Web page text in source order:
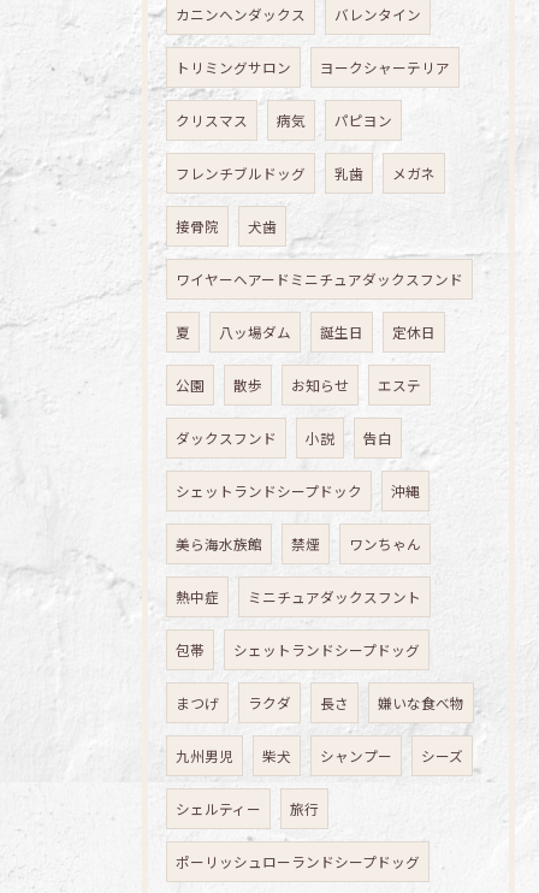
カニンヘンダックス バレンタイン
トリミングサロン ヨークシャーテリア
クリスマス 病気 パピヨン
フレンチブルドッグ 乳歯 メガネ
接骨院 犬歯
ワイヤーヘアードミニチュアダックスフンド
夏 八ッ場ダム 誕生日 定休日
公園 散歩 お知らせ エステ
ダックスフンド 小説 告白
シェットランドシープドック 沖縄
美ら海水族館 禁煙 ワンちゃん
熱中症 ミニチュアダックスフント
包帯 シェットランドシープドッグ
まつげ ラクダ 長さ 嫌いな食べ物
九州男児 柴犬 シャンプー シーズ
シェルティー 旅行
ポーリッシュローランドシープドッグ